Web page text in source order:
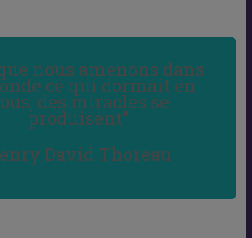
nous amenons dans
ce qui dormait en
des miracles se
produisent”
David Thoreau